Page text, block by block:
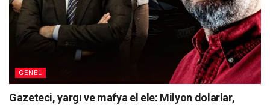
GENEL
Gazeteci, yargı ve mafya el ele: Milyon dolarlar,